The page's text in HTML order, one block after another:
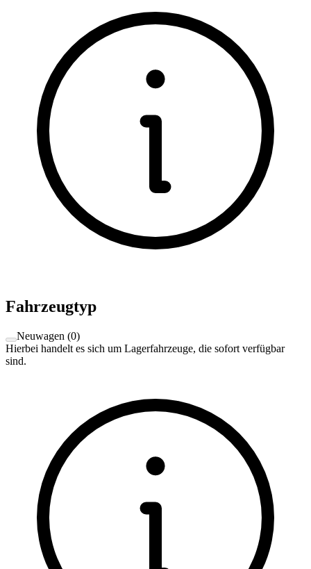
Fahrzeugtyp
Neuwagen (0)
Hierbei handelt es sich um Lagerfahrzeuge, die sofort verfügbar
sind.